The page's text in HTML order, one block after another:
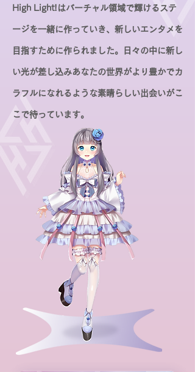
High Light!はバーチャル領域で輝けるステ
ージを一緒に作っていき、新しいエンタメを
目指すために作られました。 日々の中に新し
い光が差し込みあなたの世界がより豊かでカ
ラフルになれるような素晴らしい出会いがこ
こで待っています。